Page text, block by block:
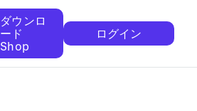
ダウンロ
ード
Shop
ログイン